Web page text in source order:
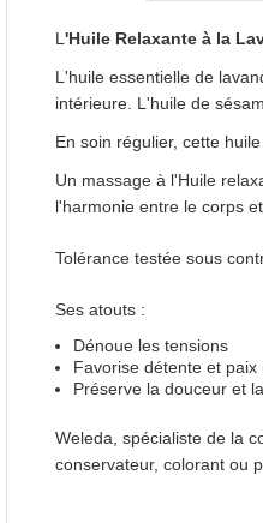
L 'Huile Relaxante à la
L'huile essentielle de
intérieure. L'huile de
En soin régulier, cette
Un massage à l'Huile
l'harmonie entre le corps
Tolérance testée sous
Ses atouts :
Dénoue les tensions
Favorise détente et paix
Préserve la douceur et
Weleda, spécialiste de la
conservateur, colorant ou